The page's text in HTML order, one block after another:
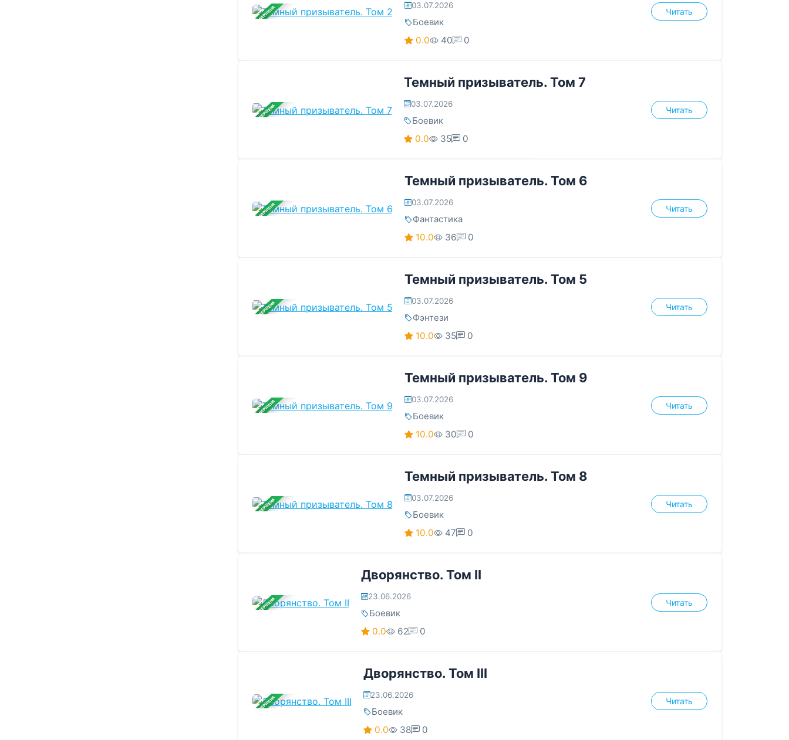
ЗАВЕРШЕНА 03.07.2026
Боевик
0.0
40 0
Читать
ЗАВЕРШЕНА
Темный призыватель. Том 7
03.07.2026
Боевик
0.0
35 0
Читать
ЗАВЕРШЕНА
Темный призыватель. Том 6
03.07.2026
Фантастика
10.0
36 0
Читать
ЗАВЕРШЕНА
Темный призыватель. Том 5
03.07.2026
Фэнтези
10.0
35 0
Читать
ЗАВЕРШЕНА
Темный призыватель. Том 9
03.07.2026
Боевик
10.0
30 0
Читать
ЗАВЕРШЕНА
Темный призыватель. Том 8
03.07.2026
Боевик
10.0
47 0
Читать
ЗАВЕРШЕНА
Дворянство. Том II
23.06.2026
Боевик
0.0
62 0
Читать
ЗАВЕРШЕНА
Дворянство. Том III
23.06.2026
Боевик
0.0
38 0
Читать